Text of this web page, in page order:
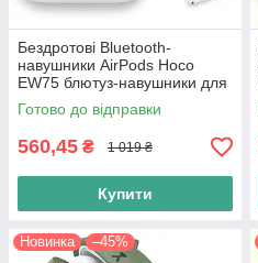
Бездротові Bluetooth-
навушники AirPods Hoco
EW75 блютуз-навушники для
айфона та андроїда,
гарнітура, білий
Готово до відправки
560,45 ₴ 1 019 ₴
Купити
Новинка –45%